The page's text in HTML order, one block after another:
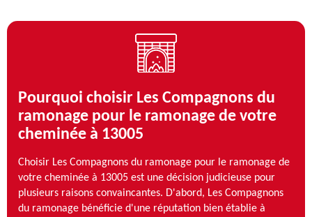
Pourquoi choisir Les Compagnons du
ramonage pour le ramonage de votre
cheminée à 13005
Choisir Les Compagnons du ramonage pour le ramonage de
votre cheminée à 13005 est une décision judicieuse pour
plusieurs raisons convaincantes. D'abord, Les Compagnons
du ramonage bénéficie d'une réputation bien établie à